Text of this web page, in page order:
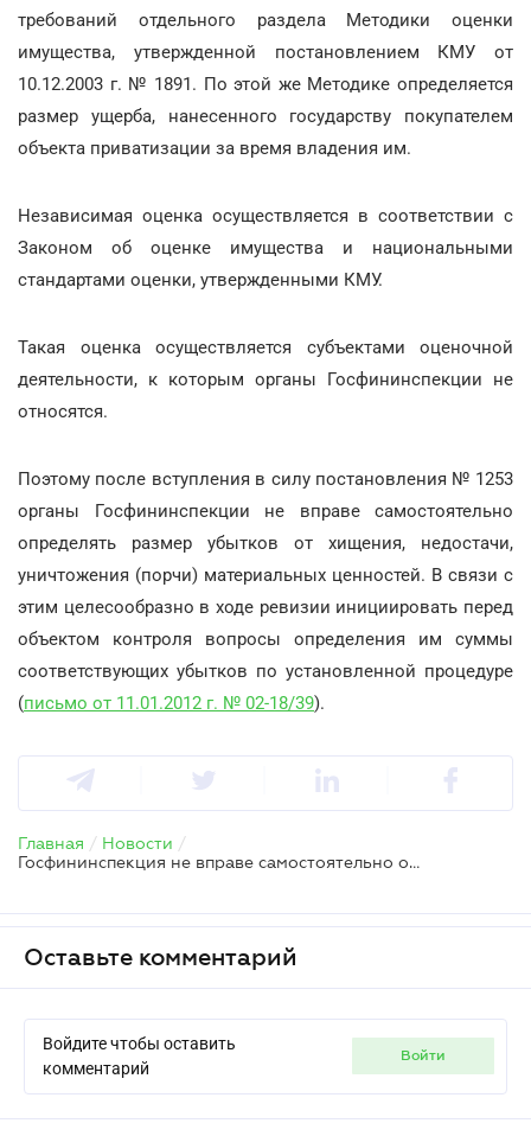
требований отдельного раздела Методики оценки
имущества, утвержденной постановлением КМУ от
10.12.2003 г. № 1891. По этой же Методике определяется
размер ущерба, нанесенного государству покупателем
объекта приватизации за время владения им.
Независимая оценка осуществляется в соответствии с
Законом об оценке имущества и национальными
стандартами оценки, утвержденными КМУ.
Такая оценка осуществляется субъектами оценочной
деятельности, к которым органы Госфининспекции не
относятся.
Поэтому после вступления в силу постановления № 1253
органы Госфининспекции не вправе самостоятельно
определять размер убытков от хищения, недостачи,
уничтожения (порчи) материальных ценностей. В связи с
этим целесообразно в ходе ревизии инициировать перед
объектом контроля вопросы определения им суммы
соответствующих убытков по установленной процедуре
(письмо от 11.01.2012 г. № 02-18/39).
Главная / Новости /
Госфининспекция не вправе самостоятельно определять размер материальных убытков
Оставьте комментарий
Войдите чтобы оставить
комментарий
войти